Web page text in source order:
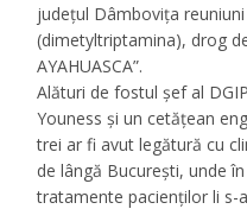
județul Dâmbovița
(dimetyltriptamina), drog
AYAHUASCA”.
Alături de fostul șef al
Youness și un cetățean
trei ar fi avut legătură cu
de lângă București, unde
tratamente pacienților li s-